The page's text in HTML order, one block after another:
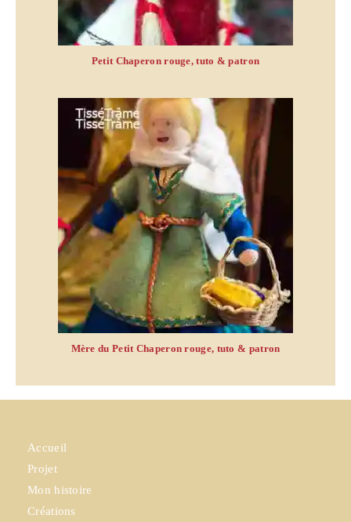
Petit Chaperon rouge, tuto & patron
Mère du Petit Chaperon rouge, tuto & patron
Accueil
Projet
Mon histoire
Créations